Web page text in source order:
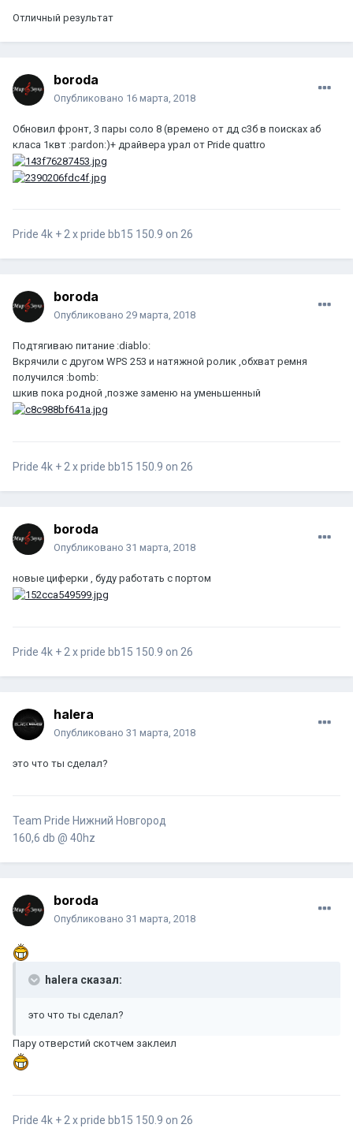
Отличный результат
boroda
Опубликовано 16 марта, 2018
Обновил фронт, 3 пары соло 8 (времено от дд с3б в поисках аб
класа 1квт :pardon:)+ драйвера урал от Pride quattro
Pride 4k + 2 x pride bb15 150.9 on 26
boroda
Опубликовано 29 марта, 2018
Подтягиваю питание :diablo:
Вкрячили с другом WPS 253 и натяжной ролик ,обхват ремня
получился :bomb:
шкив пока родной ,позже заменю на уменьшенный
Pride 4k + 2 x pride bb15 150.9 on 26
boroda
Опубликовано 31 марта, 2018
новые циферки , буду работать с портом
Pride 4k + 2 x pride bb15 150.9 on 26
halera
Опубликовано 31 марта, 2018
это что ты сделал?
Team Pride Нижний Новгород
160,6 db @ 40hz
boroda
Опубликовано 31 марта, 2018
halera сказал:
это что ты сделал?
Пару отверстий скотчем заклеил
Pride 4k + 2 x pride bb15 150.9 on 26